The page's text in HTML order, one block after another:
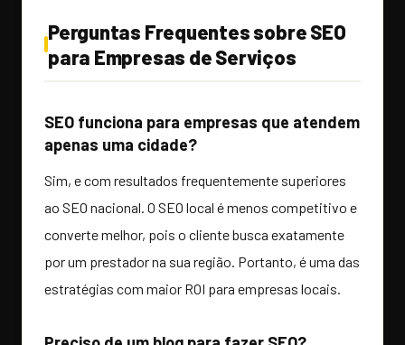
Perguntas Frequentes sobre SEO
para Empresas de Serviços
SEO funciona para empresas que atendem
apenas uma cidade?
Sim, e com resultados frequentemente superiores
ao SEO nacional. O SEO local é menos competitivo e
converte melhor, pois o cliente busca exatamente
por um prestador na sua região. Portanto, é uma das
estratégias com maior ROI para empresas locais.